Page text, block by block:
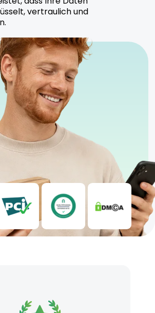
und setzt auf nachhaltige
Alle Produkte werden unter
hergestellt.
lagern, fern von direktem
unter ärztlicher Aufsicht empfohlen.
sowohl erfahrene als auch neue
vertraulich und